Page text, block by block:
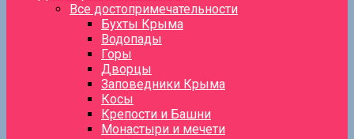
Все достопримечательности
Бухты Крыма
Водопады
Горы
Дворцы
Заповедники Крыма
Косы
Крепости и Башни
Монастыри и мечети